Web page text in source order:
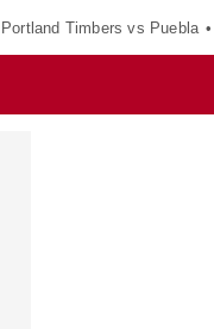
Portland Timbers vs Puebla